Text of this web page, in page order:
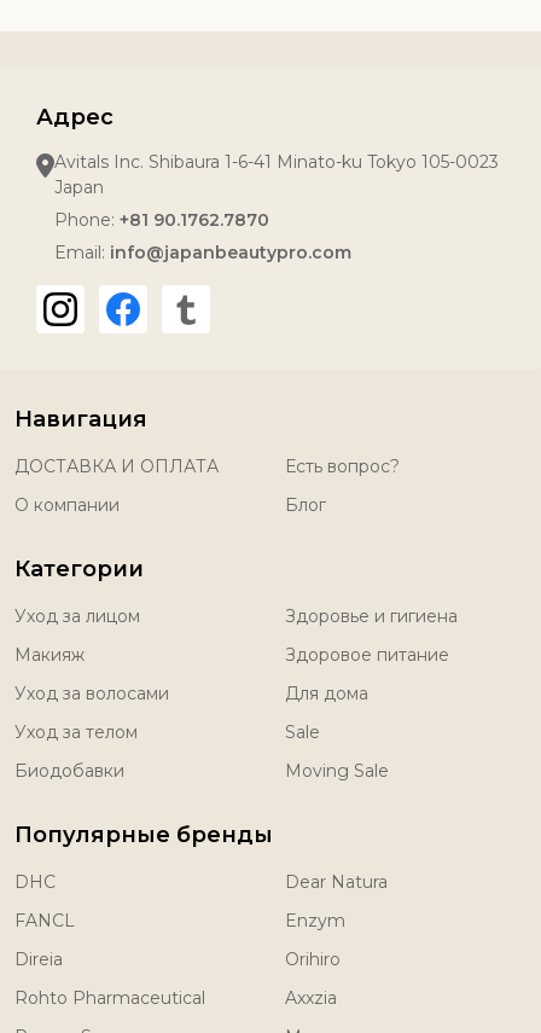
Адрес
Avitals Inc. Shibaura 1-6-41 Minato-ku Tokyo 105-0023
Japan
Phone: +81 90.1762.7870
Email: info@japanbeautypro.com
Навигация
ДОСТАВКА И ОПЛАТА
О компании
Есть вопрос?
Блог
Категории
Уход за лицом
Макияж
Уход за волосами
Уход за телом
Биодобавки
Здоровье и гигиена
Здоровое питание
Для дома
Sale
Moving Sale
Популярные бренды
DHC
FANCL
Direia
Rohto Pharmaceutical
Dear Natura
Enzym
Orihiro
Axxzia